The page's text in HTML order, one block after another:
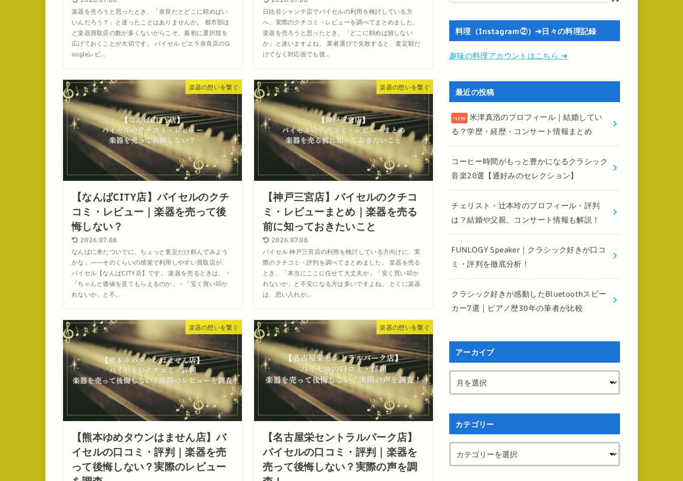
楽器を売ろうと思ったとき、「奈良だとどこに頼めばい
いんだろう？」と迷ったことはありませんか。 都市部ほ
ど楽器買取店の数が多くないからこそ、最初に選択肢を
広げておくことが大切です。 バイセル ビエラ奈良店のG
oogleレビ...
日比谷シャンテ店でバイセルの利用を検討している方
へ、実際のクチコミ・レビューを調べてまとめました。
楽器を売ろうと思ったとき、「どこに頼めば損しない
か」と迷いますよね。 業者選びで失敗すると、査定額だ
けでなく対応面でも後...
楽器の想いを繋ぐ
【なんばCITY店】バイセルのクチ
コミ・レビュー｜楽器を売って後
悔しない？
2026.07.08
なんばに来たついでに、ちょっと査定だけ頼んでみよう
かな」——そのくらいの感覚で利用しやすい買取店が、
バイセル【なんばCITY店】です。 楽器を売るときは、・
「ちゃんと価値を見てもらえるのか」・「安く買い叩か
れないか」と不...
楽器の想いを繋ぐ
【神戸三宮店】バイセルのクチコ
ミ・レビューまとめ｜楽器を売る
前に知っておきたいこと
2026.07.08
バイセル 神戸三宮店の利用を検討している方向けに、実
際のクチコミ・評判を調べてまとめました。 楽器を売る
とき、「本当にここに任せて大丈夫か」「安く買い叩か
れないか」と不安になる方は多いですよね。 とくに楽器
は、思い入れが...
楽器の想いを繋ぐ
【熊本ゆめタウンはません店】バ
イセルの口コミ・評判｜楽器を売
って後悔しない？実際のレビュー
楽器の想いを繋ぐ
【名古屋栄セントラルパーク店】
バイセルの口コミ・評判｜楽器を
売って後悔しない？実際の声を調
料理（Instagram②）➔日々の料理記録
趣味の料理アカウントはこちら ➔
最近の投稿
米津真浩のプロフィール｜結婚してい
る？学歴・経歴・コンサート情報まとめ
コーヒー時間がもっと豊かになるクラシック
音楽20選【通好みのセレクション】
チェリスト・辻本玲のプロフィール・評判
は？結婚や父親、コンサート情報も解説！
FUNLOGY Speaker｜クラシック好きが口コ
ミ・評判を徹底分析！
クラシック好きが感動したBluetoothスピー
カー7選｜ピアノ歴30年の筆者が比較
アーカイブ
カテゴリー